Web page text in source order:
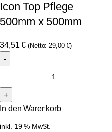
Icon Top Pflege
500mm x 500mm
34,51 € (Netto: 29,00 €)
In den Warenkorb
inkl. 19 % MwSt.